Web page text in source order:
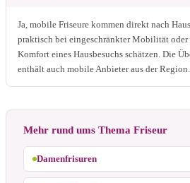
Ja, mobile Friseure kommen direkt nach
praktisch bei eingeschränkter Mobilität oder
Komfort eines Hausbesuchs schätzen. Die
enthält auch mobile Anbieter aus der Region.
Mehr rund ums Thema Friseur
Damenfrisuren